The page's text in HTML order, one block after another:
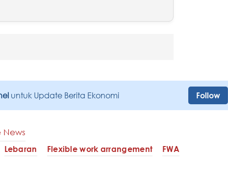
untuk Update Berita Ekonomi Follow
News
Lebaran Flexible work arrangement
FWA